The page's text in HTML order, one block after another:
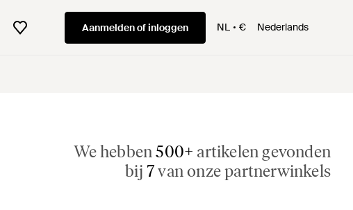
Aanmelden of inloggen NL € Nederlands
We hebben500+ artikelen gevonden
bij 7van onze partnerwinkels